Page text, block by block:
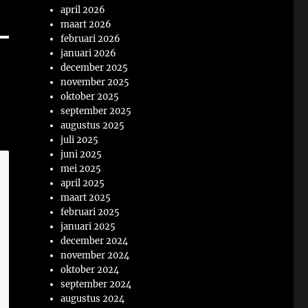
april 2026
maart 2026
februari 2026
januari 2026
december 2025
november 2025
oktober 2025
september 2025
augustus 2025
juli 2025
juni 2025
mei 2025
april 2025
maart 2025
februari 2025
januari 2025
december 2024
november 2024
oktober 2024
september 2024
augustus 2024